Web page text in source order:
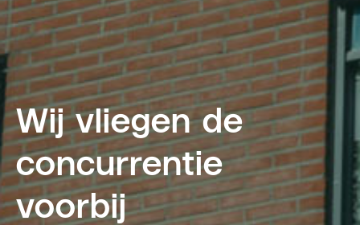
Wij vliegen de
concurrentie
voorbij